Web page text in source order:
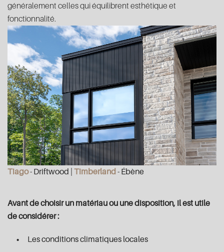
généralement celles qui équilibrent esthétique et
fonctionnalité.
Tiago- Driftwood | Timberland - Ébène
Avant de choisir un matériau ou une disposition, il est utile
de considérer :
Les conditions climatiques locales